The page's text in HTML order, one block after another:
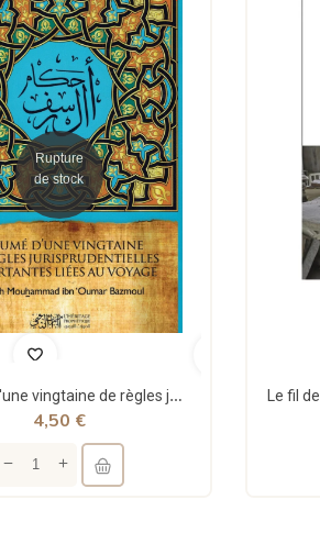
Rupture
de stock
Résumé d'une vingtaine de règles jurisprudentielles liées au voyage - Bazmoul - Héritage...
4,50 €